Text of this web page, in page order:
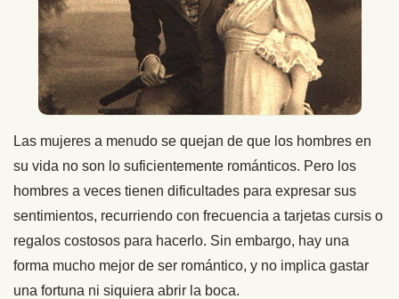
Las mujeres a menudo se quejan de que los hombres en
su vida no son lo suficientemente románticos. Pero los
hombres a veces tienen dificultades para expresar sus
sentimientos, recurriendo con frecuencia a tarjetas cursis o
regalos costosos para hacerlo. Sin embargo, hay una
forma mucho mejor de ser romántico, y no implica gastar
una fortuna ni siquiera abrir la boca.